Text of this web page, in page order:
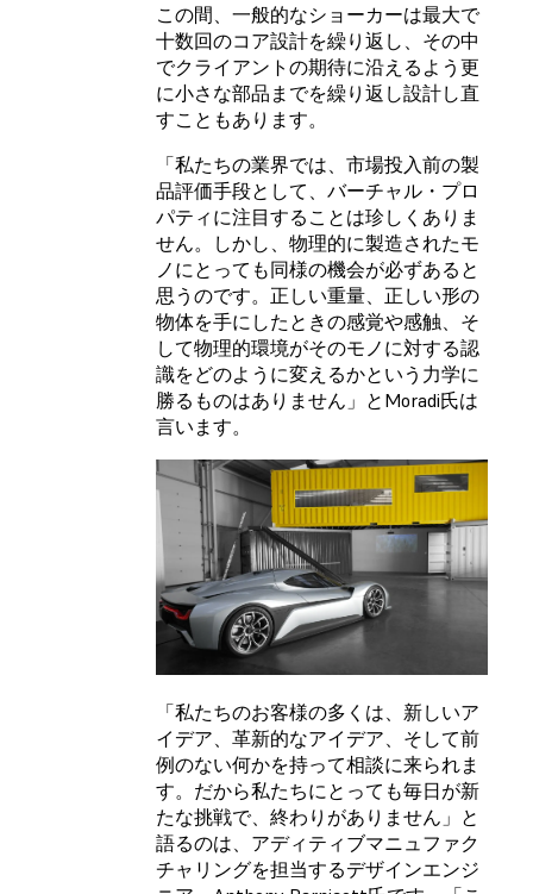
この間、一般的なショーカーは最大で
十数回のコア設計を繰り返し、その中
でクライアントの期待に沿えるよう更
に小さな部品までを繰り返し設計し直
すこともあります。
「私たちの業界では、市場投入前の製
品評価手段として、バーチャル・プロ
パティに注目することは珍しくありま
せん。しかし、物理的に製造されたモ
ノにとっても同様の機会が必ずあると
思うのです。正しい重量、正しい形の
物体を手にしたときの感覚や感触、そ
して物理的環境がそのモノに対する認
識をどのように変えるかという力学に
勝るものはありません」とMoradi氏は
言います。
「私たちのお客様の多くは、新しいア
イデア、革新的なアイデア、そして前
例のない何かを持って相談に来られま
す。だから私たちにとっても毎日が新
たな挑戦で、終わりがありません」と
語るのは、アディティブマニュファク
チャリングを担当するデザインエンジ